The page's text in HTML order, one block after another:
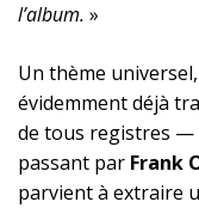
l’album. »
Un thème
évidemment déjà
de tous registres —
passant par Frank
parvient à extraire